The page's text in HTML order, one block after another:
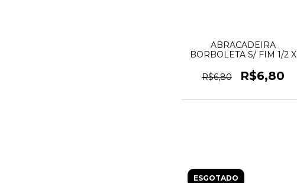
ABRACADEIRA
BORBOLETA S/ FIM 1/2 X
R$6,80
R$6,80
ESGOTADO